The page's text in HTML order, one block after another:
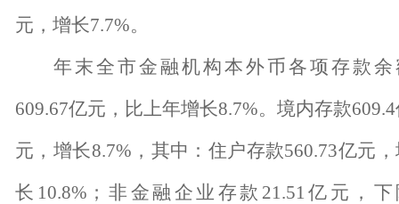
元，增长7.7%。
年末全市金融机构本外币各项存款余
609.67亿元，比上年增长8.7%。境内存款609.4
元，增长8.7% ，其中：住户存款560.73亿元
长 10.8% ；非金融企业存款 21.51 亿元，下